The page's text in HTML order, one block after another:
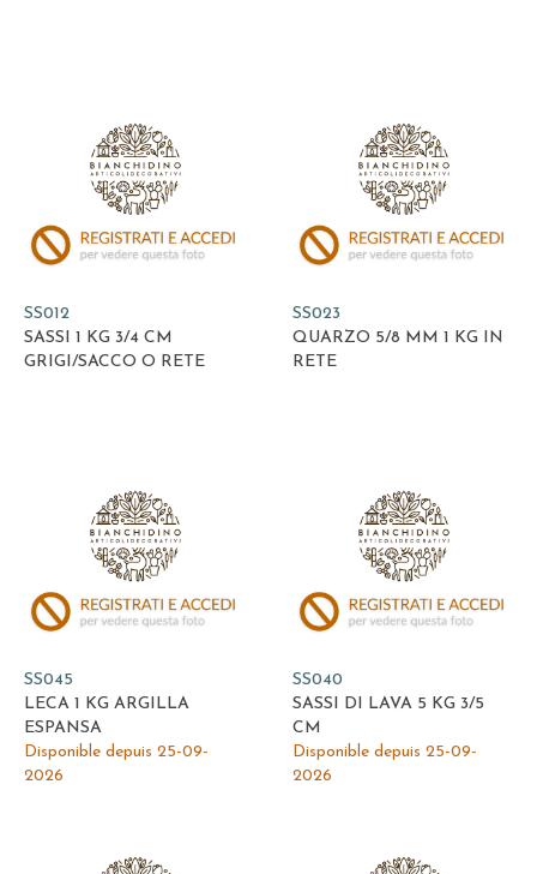
SS012
SASSI 1 KG 3/4 CM
GRIGI/SACCO O RETE
SS023
QUARZO 5/8 MM 1 KG IN
RETE
SS045
LECA 1 KG ARGILLA
ESPANSA
Disponible depuis 25-09-
2026
SS040
SASSI DI LAVA 5 KG 3/5
CM
Disponible depuis 25-09-
2026